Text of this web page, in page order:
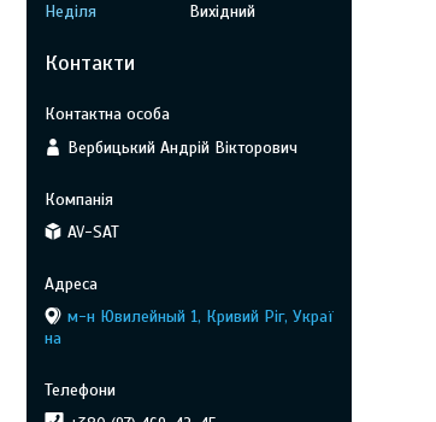
Неділя
Вихідний
Контакти
Вербицький Андрій Вікторович
AV-SAT
м-н Ювилейный 1, Кривий Ріг, Украї
на